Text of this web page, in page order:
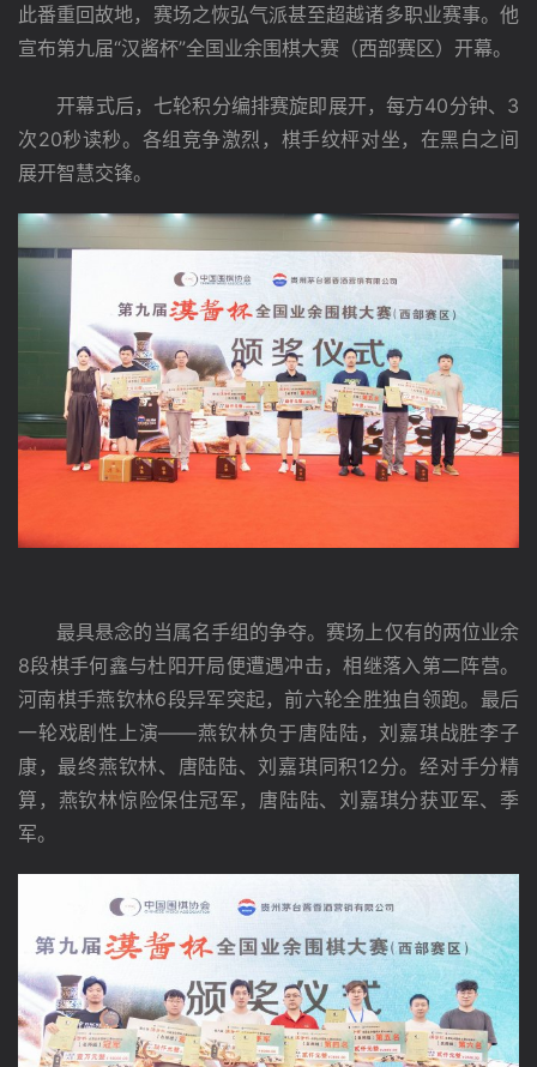
此番重回故地，赛场之恢弘气派甚至超越诸多职业赛事。他
宣布第九届“汉酱杯”全国业余围棋大赛（西部赛区）开幕。
开幕式后，七轮积分编排赛旋即展开，每方40分钟、3
次20秒读秒。各组竞争激烈，棋手纹枰对坐，在黑白之间
展开智慧交锋。
最具悬念的当属名手组的争夺。赛场上仅有的两位业余
8段棋手何鑫与杜阳开局便遭遇冲击，相继落入第二阵营。
河南棋手燕钦林6段异军突起，前六轮全胜独自领跑。最后
一轮戏剧性上演——燕钦林负于唐陆陆，刘嘉琪战胜李子
康，最终燕钦林、唐陆陆、刘嘉琪同积12分。经对手分精
算，燕钦林惊险保住冠军，唐陆陆、刘嘉琪分获亚军、季
军。